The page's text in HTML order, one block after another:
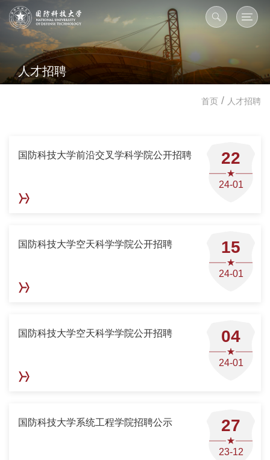
人才招聘
首页 / 人才招聘
22
24-01
国防科技大学前沿交叉学科学院公开招聘
15
24-01
国防科技大学空天科学学院公开招聘
04
24-01
国防科技大学空天科学学院公开招聘
27
23-12
国防科技大学系统工程学院招聘公示